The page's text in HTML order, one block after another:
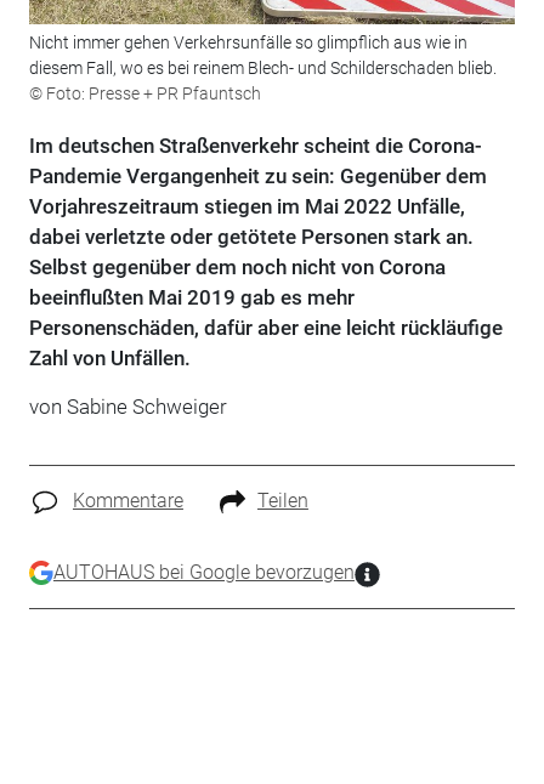
Nicht immer gehen Verkehrsunfälle so glimpflich aus wie in
diesem Fall, wo es bei reinem Blech- und Schilderschaden blieb.
© Foto: Presse + PR Pfauntsch
Im deutschen Straßenverkehr scheint die Corona-
Pandemie Vergangenheit zu sein: Gegenüber dem
Vorjahreszeitraum stiegen im Mai 2022 Unfälle,
dabei verletzte oder getötete Personen stark an.
Selbst gegenüber dem noch nicht von Corona
beeinflußten Mai 2019 gab es mehr
Personenschäden, dafür aber eine leicht rückläufige
Zahl von Unfällen.
von Sabine Schweiger
Kommentare Teilen
AUTOHAUS bei Google bevorzugen